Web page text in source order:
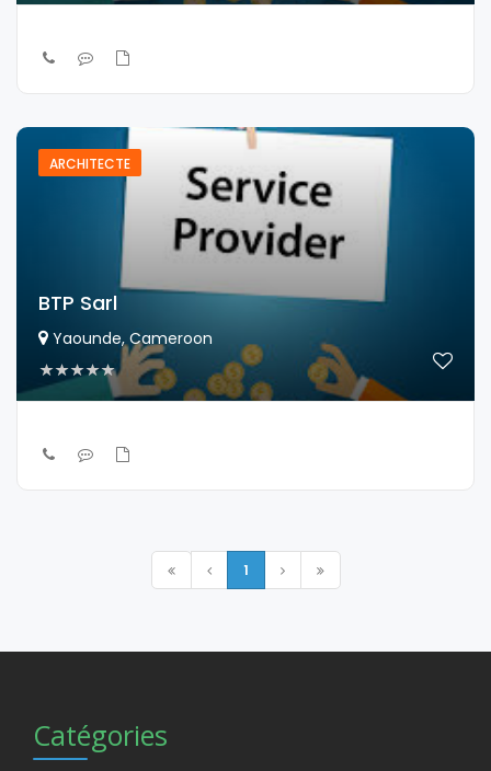
ARCHITECTE
BTP Sarl
Yaounde, Cameroon
1
Catégories